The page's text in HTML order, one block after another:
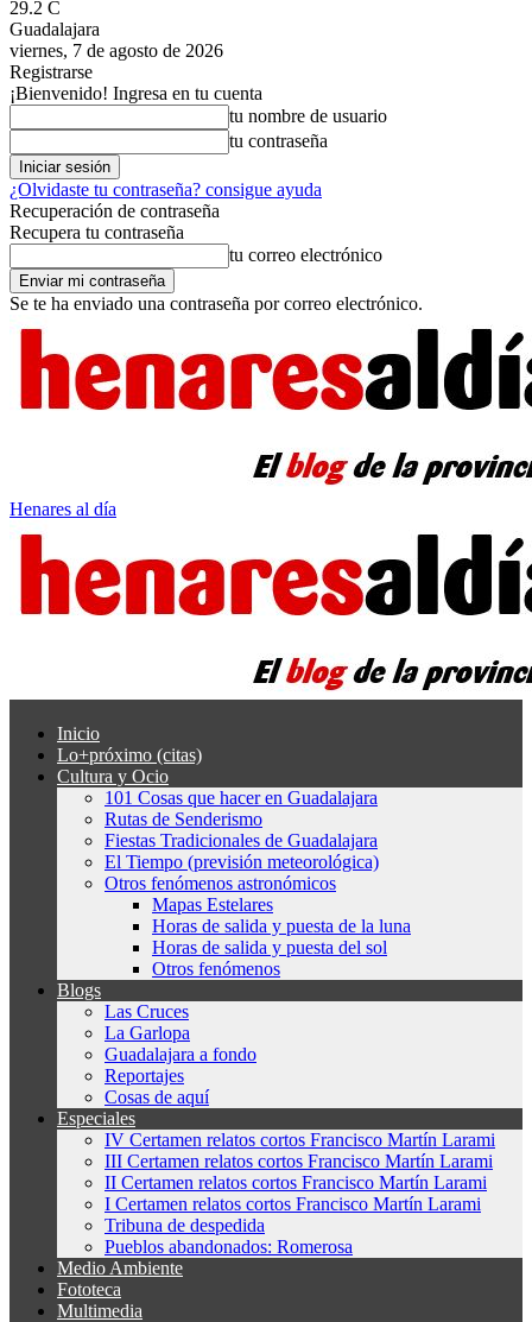
29.2 C
Guadalajara
viernes, 7 de agosto de 2026
Registrarse
¡Bienvenido! Ingresa en tu cuenta
tu nombre de usuario
tu contraseña
¿Olvidaste tu contraseña? consigue ayuda
Recuperación de contraseña
Recupera tu contraseña
tu correo electrónico
Se te ha enviado una contraseña por correo electrónico.
Henares al día
Inicio
Lo+próximo (citas)
Cultura y Ocio
101 Cosas que hacer en Guadalajara
Rutas de Senderismo
Fiestas Tradicionales de Guadalajara
El Tiempo (previsión meteorológica)
Otros fenómenos astronómicos
Mapas Estelares
Horas de salida y puesta de la luna
Horas de salida y puesta del sol
Otros fenómenos
Blogs
Las Cruces
La Garlopa
Guadalajara a fondo
Reportajes
Cosas de aquí
Especiales
IV Certamen relatos cortos Francisco Martín Larami
III Certamen relatos cortos Francisco Martín Larami
II Certamen relatos cortos Francisco Martín Larami
I Certamen relatos cortos Francisco Martín Larami
Tribuna de despedida
Pueblos abandonados: Romerosa
Medio Ambiente
Fototeca
Multimedia